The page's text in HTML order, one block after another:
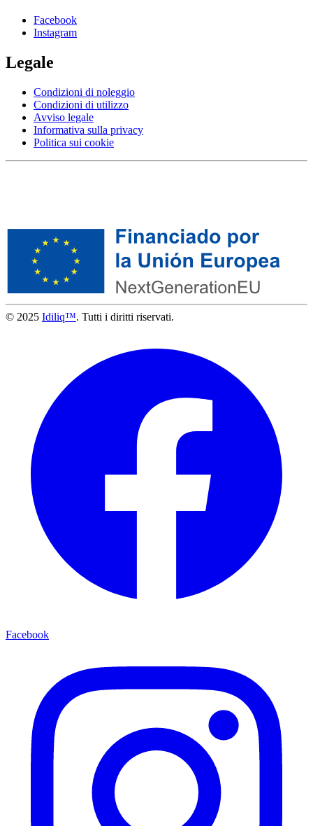
Facebook
Instagram
Legale
Condizioni di noleggio
Condizioni di utilizzo
Avviso legale
Informativa sulla privacy
Politica sui cookie
© 2025 Idiliq™. Tutti i diritti riservati.
Facebook